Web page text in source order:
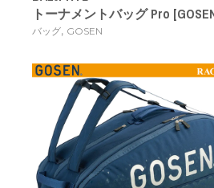
トーナメントバッグ Pro
バッグ, GOSEN